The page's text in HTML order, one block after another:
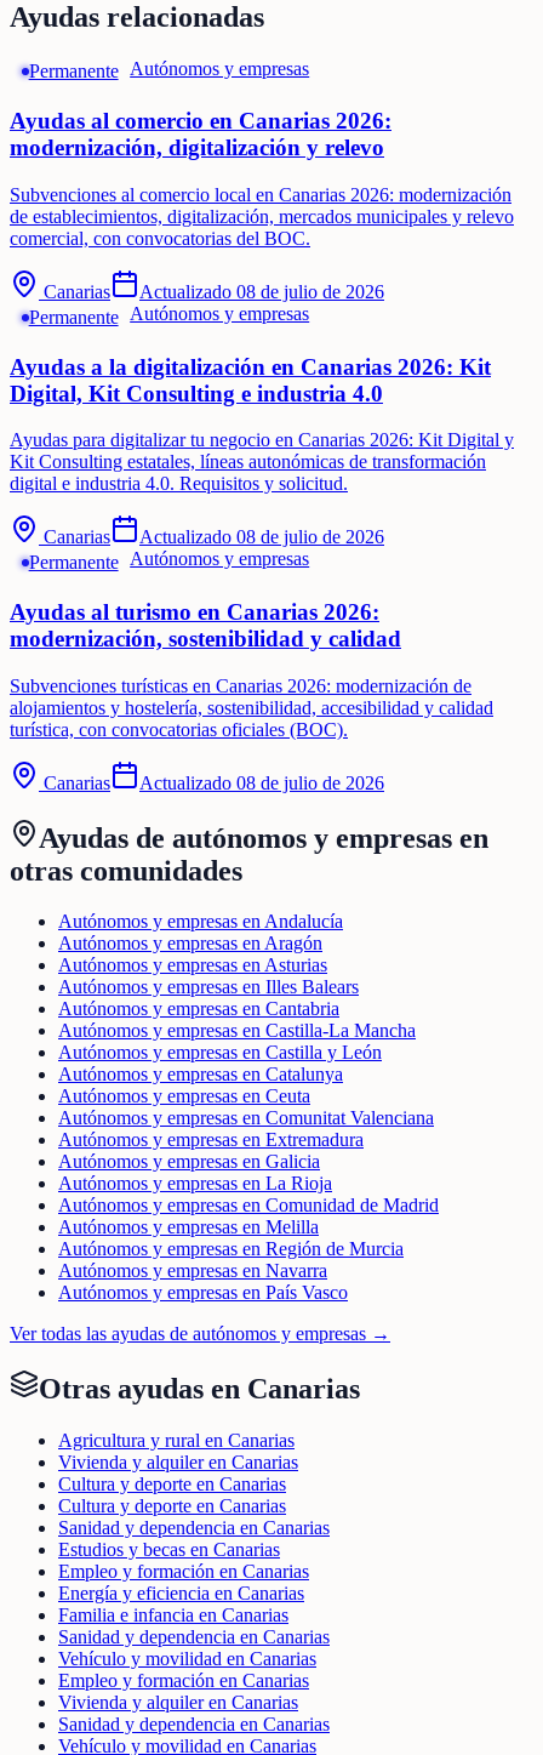
Ayudas relacionadas
Permanente Autónomos y empresas
Ayudas al comercio en Canarias 2026:
modernización, digitalización y relevo
Subvenciones al comercio local en Canarias 2026: modernización
de establecimientos, digitalización, mercados municipales y relevo
comercial, con convocatorias del BOC.
Canarias Actualizado 08 de julio de 2026
Permanente Autónomos y empresas
Ayudas a la digitalización en Canarias 2026: Kit
Digital, Kit Consulting e industria 4.0
Ayudas para digitalizar tu negocio en Canarias 2026: Kit Digital y
Kit Consulting estatales, líneas autonómicas de transformación
digital e industria 4.0. Requisitos y solicitud.
Canarias Actualizado 08 de julio de 2026
Permanente Autónomos y empresas
Ayudas al turismo en Canarias 2026:
modernización, sostenibilidad y calidad
Subvenciones turísticas en Canarias 2026: modernización de
alojamientos y hostelería, sostenibilidad, accesibilidad y calidad
turística, con convocatorias oficiales (BOC).
Canarias Actualizado 08 de julio de 2026
Ayudas de autónomos y empresas en
otras comunidades
Autónomos y empresas en Andalucía
Autónomos y empresas en Aragón
Autónomos y empresas en Asturias
Autónomos y empresas en Illes Balears
Autónomos y empresas en Cantabria
Autónomos y empresas en Castilla-La Mancha
Autónomos y empresas en Castilla y León
Autónomos y empresas en Catalunya
Autónomos y empresas en Ceuta
Autónomos y empresas en Comunitat Valenciana
Autónomos y empresas en Extremadura
Autónomos y empresas en Galicia
Autónomos y empresas en La Rioja
Autónomos y empresas en Comunidad de Madrid
Autónomos y empresas en Melilla
Autónomos y empresas en Región de Murcia
Autónomos y empresas en Navarra
Autónomos y empresas en País Vasco
Ver todas las ayudas de autónomos y empresas →
Otras ayudas en Canarias
Agricultura y rural en Canarias
Vivienda y alquiler en Canarias
Cultura y deporte en Canarias
Cultura y deporte en Canarias
Sanidad y dependencia en Canarias
Estudios y becas en Canarias
Empleo y formación en Canarias
Energía y eficiencia en Canarias
Familia e infancia en Canarias
Sanidad y dependencia en Canarias
Vehículo y movilidad en Canarias
Empleo y formación en Canarias
Vivienda y alquiler en Canarias
Sanidad y dependencia en Canarias
Vehículo y movilidad en Canarias